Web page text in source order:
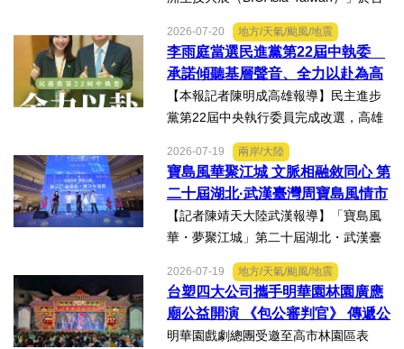
北南港展覽館盛大登場，輔英科技大學
研發長葉耀宗率團隊以「健康一體．精
準未來」為主題參展，展現產學合作夥
伴展示精準健康、生物科...
2026-07-20 地方/天氣/颱風/地震
李雨庭當選民進黨第22屆中執委
承諾傾聽基層聲音、全力以赴為高
雄與台灣努力
【本報記者陳明成高雄報導】民主進步
黨第22屆中央執行委員完成改選，高雄
市議員李雨庭順利當選中執委。李雨庭
表示，能夠獲得黨內同志的肯定與支
持，深感榮幸，也肩負更重大的責任，
未來將秉持初心，做好黨與地...
2026-07-19 兩岸/大陸
寶島風華聚江城 文脈相融敘同心 第
二十屆湖北·武漢臺灣周寶島風情市
集暨文化交流之夜在漢溫情上演
【記者陳靖天大陸武漢報導】「寶島風
華・夢聚江城」第二十屆湖北・武漢臺
灣周寶島風情市集暨文化交流之夜，7月
16日晚上在武漢武商夢時代一樓中庭溫
情上演，歌聲文脈聯結兩地，這場融美
食、文創、歌舞、匠人分享...
2026-07-19 地方/天氣/颱風/地震
台塑四大公司攜手明華園林園廣應
廟公益開演 《包公審判官》 傳遞公
義與自省精神
明華園戲劇總團受邀至高市林園區表